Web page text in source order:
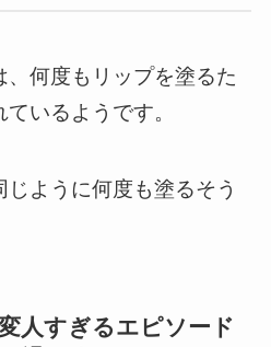
何度もリップを塗るた
いるようです。
ように何度も塗るそう
人すぎるエピソード